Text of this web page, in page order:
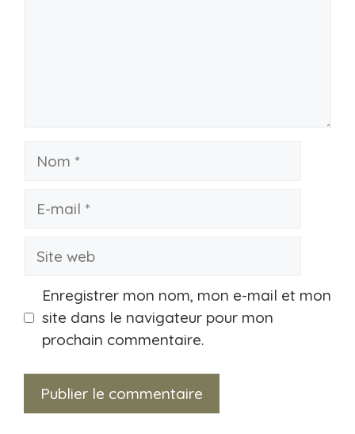
Nom
Site
Enregistrer mon nom, mon e-mail et mon
site dans le navigateur pour mon
prochain commentaire.